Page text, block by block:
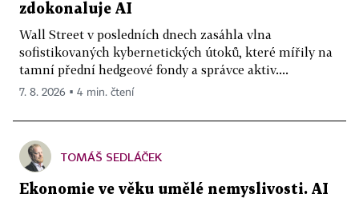
zdokonaluje AI
Wall Street v posledních dnech zasáhla vlna
sofistikovaných kybernetických útoků, které mířily na
tamní přední hedgeové fondy a správce aktiv....
7. 8. 2026 ▪ 4 min. čtení
TOMÁŠ SEDLÁČEK
Ekonomie ve věku umělé nemyslivosti. AI